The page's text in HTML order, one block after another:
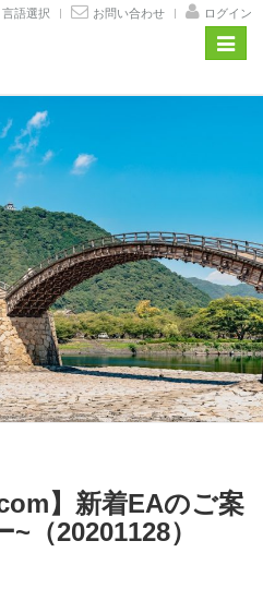
言語選択 お問い合わせ ログイン
】新着EAのご案
（20201128）